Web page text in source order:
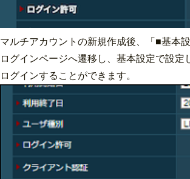
マルチアカウントの新規作成後、「■基本
ログインページへ遷移し、基本設定で設
ログインすることができます。